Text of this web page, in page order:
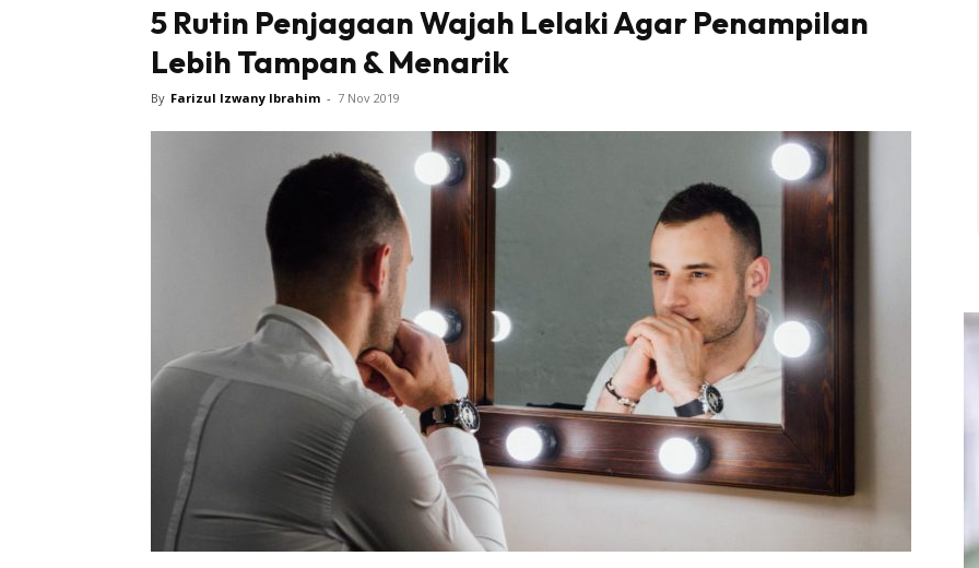
5 Rutin Penjagaan Wajah Lelaki Agar Penampilan
Lebih Tampan & Menarik
By Farizul Izwany Ibrahim - 7 Nov 2019